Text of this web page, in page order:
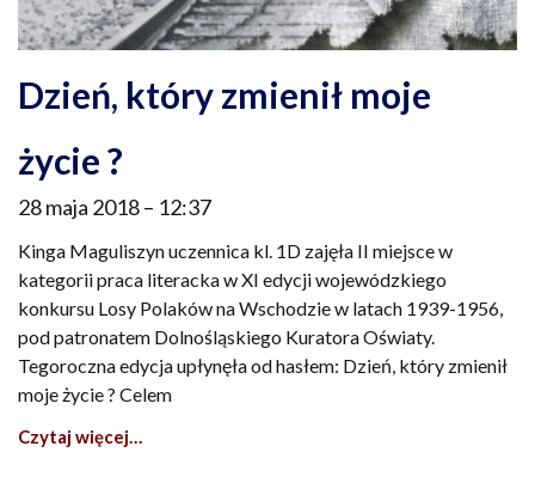
Dzień, który zmienił moje
życie ?
28 maja 2018 12:37
Kinga Maguliszyn uczennica kl. 1D zajęła II miejsce w
kategorii praca literacka w XI edycji wojewódzkiego
konkursu Losy Polaków na Wschodzie w latach 1939-1956,
pod patronatem Dolnośląskiego Kuratora Oświaty.
Tegoroczna edycja upłynęła od hasłem: Dzień, który zmienił
moje życie ? Celem
Czytaj więcej…